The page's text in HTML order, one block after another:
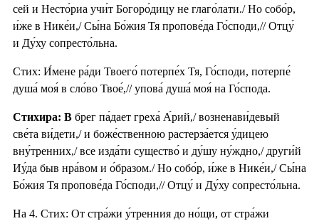
сей и Несто́риа учи́т Богоро́дицу не глаго́лати./ Но собо́р,
и́же в Нике́и,/ Сы́на Бо́жия Тя пропове́да Го́споди,// Отцу́
и Ду́ху сопресто́льна.
Стих: И́мене ра́ди Твоего́ потерпе́х Тя, Го́споди, потерпе́
душа́ моя́ в сло́во Твое́,// упова́ душа́ моя́ на Го́спода.
Стихира: В брег па́дает греха́ А́рий,/ возненави́девый
све́та ви́дети,/ и боже́ственною растерза́ется у́дицею
вну́тренних,/ все изда́ти существо́ и ду́шу ну́ждно,/ други́й
Иу́да быв нра́вом и о́бразом./ Но собо́р, и́же в Нике́и,/ Сы́на
Бо́жия Тя пропове́да Го́споди,// Отцу́ и Ду́ху сопресто́льна.
На 4. Стих: От стра́жи у́тренния до но́щи, от стра́жи